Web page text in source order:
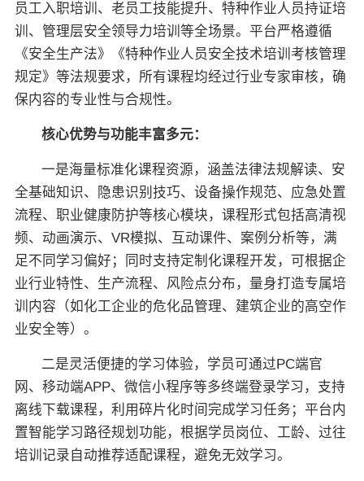
员工入职培训、老员工技能提升、特种作业人员持证培
训、管理层安全领导力培训等全场景。平台严格遵循
《安全生产法》《特种作业人员安全技术培训考核管理
规定》等法规要求，所有课程均经过行业专家审核，确
保内容的专业性与合规性。
核心优势与功能丰富多元：
一是海量标准化课程资源，涵盖法律法规解读、安
全基础知识、隐患识别技巧、设备操作规范、应急处置
流程、职业健康防护等核心模块，课程形式包括高清视
频、动画演示、VR模拟、互动课件、案例分析等，满
足不同学习偏好；同时支持定制化课程开发，可根据企
业行业特性、生产流程、风险点分布，量身打造专属培
训内容（如化工企业的危化品管理、建筑企业的高空作
业安全等）。
二是灵活便捷的学习体验，学员可通过PC端官
网、移动端APP、微信小程序等多终端登录学习，支持
离线下载课程，利用碎片化时间完成学习任务；平台内
置智能学习路径规划功能，根据学员岗位、工龄、过往
培训记录自动推荐适配课程，避免无效学习。